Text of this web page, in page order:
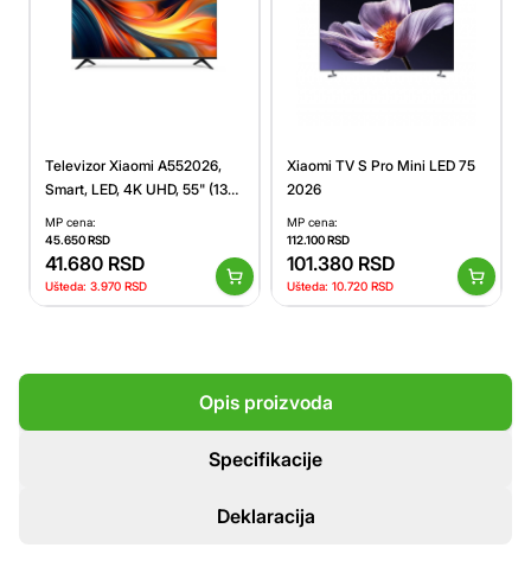
Televizor Xiaomi A552026,
Smart, LED, 4K UHD, 55" (139
cm), DVB-T2+C/DVB-S2
MP cena:
45.650RSD
41.680 RSD
Ušteda: 3.970 RSD
Xiaomi TV S Pro Mini LED 75
2026
MP cena:
112.100RSD
101.380 RSD
Ušteda: 10.720 RSD
Opis proizvoda
Specifikacije
Deklaracija